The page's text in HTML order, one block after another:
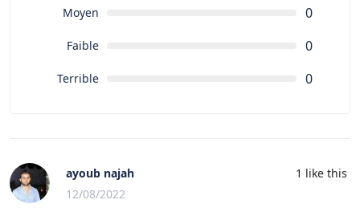
Moyen 0
Faible 0
Terrible 0
ayoub najah
12/08/2022
1 like this